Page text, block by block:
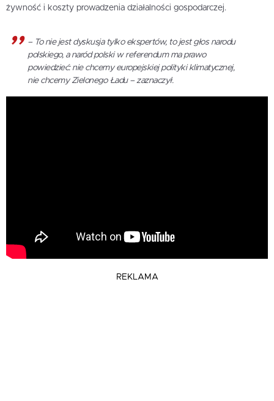
żywność i koszty prowadzenia działalności gospodarczej.
– To nie jest dyskusja tylko ekspertów, to jest głos narodu
polskiego, a naród polski w referendum ma prawo
powiedzieć: nie chcemy europejskiej polityki klimatycznej,
nie chcemy Zielonego Ładu – zaznaczył.
REKLAMA